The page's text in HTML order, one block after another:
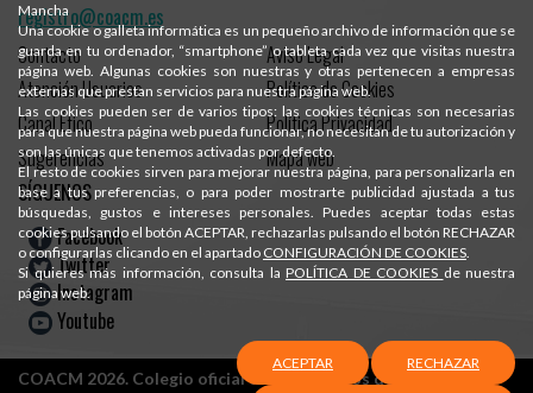
registro@coacm.es
Contacto
Atención Usuarios
Canal Ético
Sugerencias
Aviso Legal
Política de Cookies
Política Privacidad
Mapa web
SÍGUENOS
Facebook
Twitter
Instagram
Youtube
COACM 2026. Colegio oficial de Arquitectos de Castilla-La
Mancha
Una cookie o galleta informática es un pequeño archivo de información que se
guarda en tu ordenador, “smartphone” o tableta cada vez que visitas nuestra
página web. Algunas cookies son nuestras y otras pertenecen a empresas
externas que prestan servicios para nuestra página web.
Las cookies pueden ser de varios tipos: las cookies técnicas son necesarias
para que nuestra página web pueda funcionar, no necesitan de tu autorización y
son las únicas que tenemos activadas por defecto.
El resto de cookies sirven para mejorar nuestra página, para personalizarla en
base a tus preferencias, o para poder mostrarte publicidad ajustada a tus
búsquedas, gustos e intereses personales. Puedes aceptar todas estas
cookies pulsando el botón ACEPTAR, rechazarlas pulsando el botón RECHAZAR
o configurarlas clicando en el apartado CONFIGURACIÓN DE COOKIES.
Si quieres más información, consulta la POLÍTICA DE COOKIES de nuestra
página web.
ACEPTAR RECHAZAR